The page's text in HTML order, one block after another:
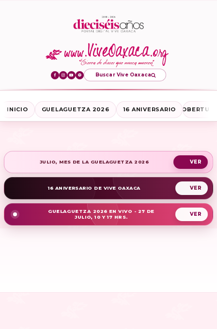
Buscar Vive Oaxaca
INICIO GUELAGUETZA 2026 16 ANIVERSARIO
JULIO, MES DE LA GUELAGUETZA 2026
16 ANIVERSARIO DE VIVE OAXACA
GUELAGUETZA 2026 EN VIVO - 27 DE
JULIO, 10 Y 17 HRS.